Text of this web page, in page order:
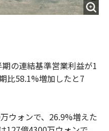
の連結基準営業利益が1
比58.1%増加したと7
ウォンで、26.9%増えた